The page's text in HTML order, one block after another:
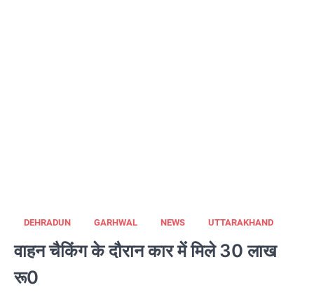
DEHRADUN GARHWAL NEWS UTTARAKHAND
वाहन चैकिंग के दौरान कार में मिले 30 लाख
रू0